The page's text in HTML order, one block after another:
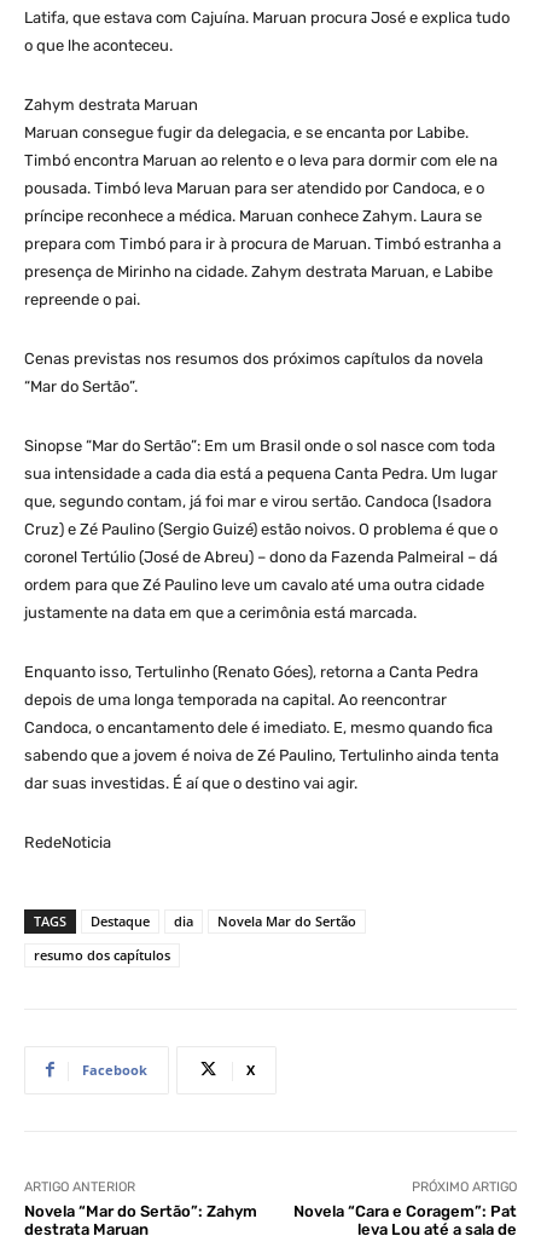
Latifa, que estava com Cajuína. Maruan procura José e explica tudo
o que lhe aconteceu.
Zahym destrata Maruan
Maruan consegue fugir da delegacia, e se encanta por Labibe.
Timbó encontra Maruan ao relento e o leva para dormir com ele na
pousada. Timbó leva Maruan para ser atendido por Candoca, e o
príncipe reconhece a médica. Maruan conhece Zahym. Laura se
prepara com Timbó para ir à procura de Maruan. Timbó estranha a
presença de Mirinho na cidade. Zahym destrata Maruan, e Labibe
repreende o pai.
Cenas previstas nos resumos dos próximos capítulos da novela
“Mar do Sertão”.
Sinopse “Mar do Sertão”: Em um Brasil onde o sol nasce com toda
sua intensidade a cada dia está a pequena Canta Pedra. Um lugar
que, segundo contam, já foi mar e virou sertão. Candoca (Isadora
Cruz) e Zé Paulino (Sergio Guizé) estão noivos. O problema é que o
coronel Tertúlio (José de Abreu) – dono da Fazenda Palmeiral – dá
ordem para que Zé Paulino leve um cavalo até uma outra cidade
justamente na data em que a cerimônia está marcada.
Enquanto isso, Tertulinho (Renato Góes), retorna a Canta Pedra
depois de uma longa temporada na capital. Ao reencontrar
Candoca, o encantamento dele é imediato. E, mesmo quando fica
sabendo que a jovem é noiva de Zé Paulino, Tertulinho ainda tenta
dar suas investidas. É aí que o destino vai agir.
RedeNoticia
TAGS Destaque dia
Novela Mar do Sertão
resumo dos capítulos
Facebook X
ARTIGO ANTERIOR
Novela “Mar do Sertão”: Zahym
destrata Maruan
PRÓXIMO ARTIGO
Novela “Cara e Coragem”: Pat
leva Lou até a sala de